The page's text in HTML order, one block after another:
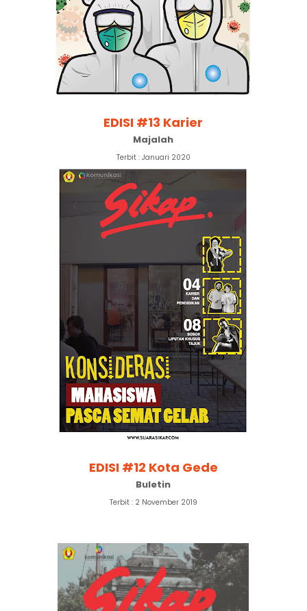
EDISI #13 Karier
Majalah
Terbit : Januari 2020
EDISI #12 Kota Gede
Buletin
Terbit : 2 November 2019